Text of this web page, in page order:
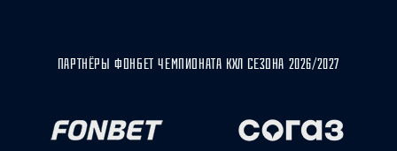
ПАРТНЁРЫ ФОНБЕТ ЧЕМПИОНАТА КХЛ СЕЗОНА 2026/2027